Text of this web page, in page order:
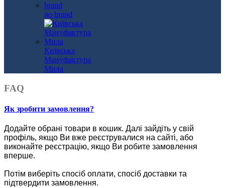
no brand
Київська
Мануфактура
Мила
FAQ
Як зробити замовлення?
Додайте обрані товари в кошик. Далі зайдіть у свій
профіль, якщо Ви вже реєструвалися на сайті, або
виконайте реєстрацію, якщо Ви робите замовлення
вперше.
Потім виберіть спосіб оплати, спосіб доставки та
підтвердити замовлення.